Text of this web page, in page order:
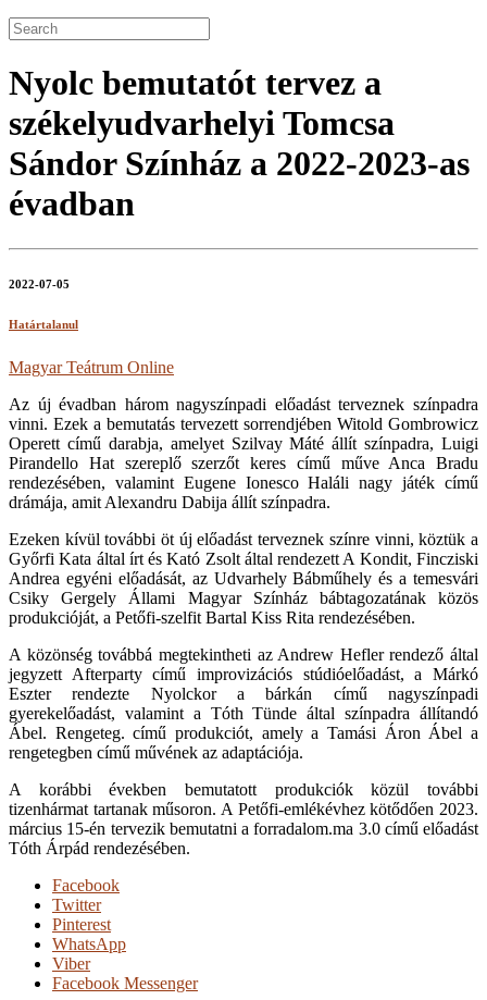
Nyolc bemutatót tervez a
székelyudvarhelyi Tomcsa
Sándor Színház a 2022-2023-as
évadban
2022-07-05
Határtalanul
Magyar Teátrum Online
Az új évadban három nagyszínpadi előadást terveznek színpadra
vinni. Ezek a bemutatás tervezett sorrendjében Witold Gombrowicz
Operett című darabja, amelyet Szilvay Máté állít színpadra, Luigi
Pirandello Hat szereplő szerzőt keres című műve Anca Bradu
rendezésében, valamint Eugene Ionesco Haláli nagy játék című
drámája, amit Alexandru Dabija állít színpadra.
Ezeken kívül további öt új előadást terveznek színre vinni, köztük a
Győrfi Kata által írt és Kató Zsolt által rendezett A Kondit, Fincziski
Andrea egyéni előadását, az Udvarhely Bábműhely és a temesvári
Csiky Gergely Állami Magyar Színház bábtagozatának közös
produkcióját, a Petőfi-szelfit Bartal Kiss Rita rendezésében.
A közönség továbbá megtekintheti az Andrew Hefler rendező által
jegyzett Afterparty című improvizációs stúdióelőadást, a Márkó
Eszter rendezte Nyolckor a bárkán című nagyszínpadi
gyerekelőadást, valamint a Tóth Tünde által színpadra állítandó
Ábel. Rengeteg. című produkciót, amely a Tamási Áron Ábel a
rengetegben című művének az adaptációja.
A korábbi években bemutatott produkciók közül további
tizenhármat tartanak műsoron. A Petőfi-emlékévhez kötődően 2023.
március 15-én tervezik bemutatni a forradalom.ma 3.0 című előadást
Tóth Árpád rendezésében.
Facebook
Twitter
Pinterest
WhatsApp
Viber
Facebook Messenger